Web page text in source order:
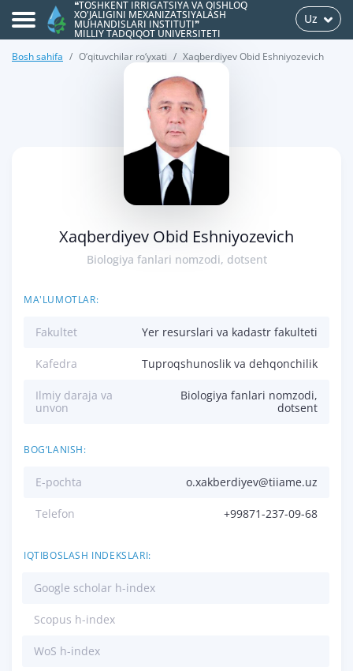
❝TOSHKENT IRRIGATSIYA VA QISHLOQ
XO'JALIGINI MEXANIZATSIYALASH
MUHANDISLARI INSTITUTI❞
MILLIY TADQIQOT UNIVERSITETI
Uz
Bosh sahifa O‘qituvchilar ro‘yxati Xaqberdiyev Obid Eshniyozevich
Xaqberdiyev Obid Eshniyozevich
Biologiya fanlari nomzodi, dotsent
MA'LUMOTLAR:
Fakultet Yer resurslari va kadastr fakulteti
Kafedra Tuproqshunoslik va dehqonchilik
Ilmiy daraja va
unvon
Biologiya fanlari nomzodi,
dotsent
BOG‘LANISH:
E-pochta o.xakberdiyev@tiiame.uz
Telefon +99871-237-09-68
IQTIBOSLASH INDEKSLARI:
Google scholar h-index
Scopus h-index
WoS h-index